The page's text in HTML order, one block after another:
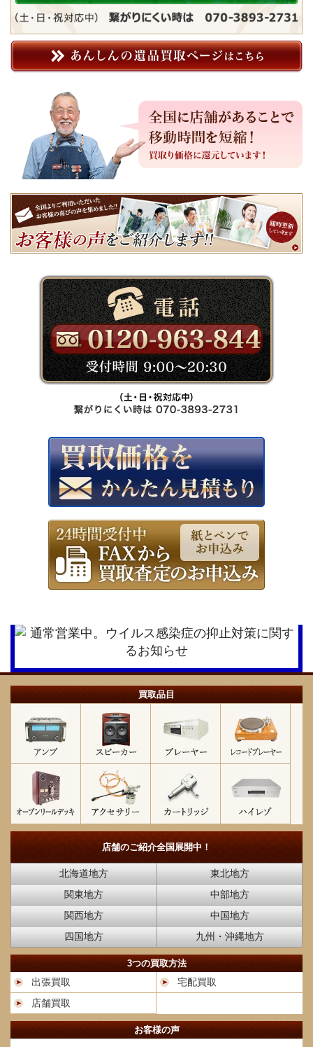
買取品目
店舗のご紹介全国展開中！
北海道地方
東北地方
関東地方
中部地方
関西地方
中国地方
四国地方
九州・沖縄地方
3つの買取方法
出張買取
宅配買取
店舗買取
お客様の声